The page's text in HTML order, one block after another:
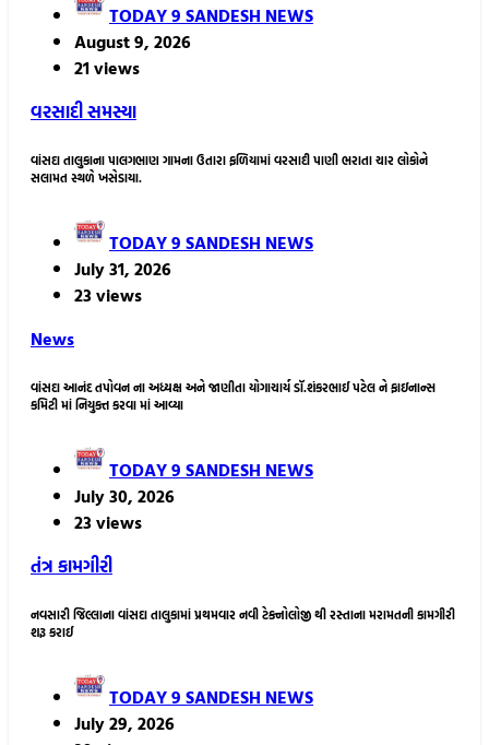
TODAY 9 SANDESH NEWS
August 9, 2026
21 views
વરસાદી સમસ્યા
વાંસદા તાલુકાના પાલગભાણ ગામના ઉતારા ફળિયામાં વરસાદી પાણી ભરાતા ચાર લોકોને
સલામત સ્થળે ખસેડાયા.
TODAY 9 SANDESH NEWS
July 31, 2026
23 views
News
વાંસદા આનંદ તપોવન ના અધ્યક્ષ અને જાણીતા યોગાચાર્ય ડૉ.શંકરભાઈ પટેલ ને ફાઇનાન્સ
કમિટી માં નિયુક્ત કરવા માં આવ્યા
TODAY 9 SANDESH NEWS
July 30, 2026
23 views
તંત્ર કામગીરી
નવસારી જિલ્લાના વાંસદા તાલુકામાં પ્રથમવાર નવી ટેક્નોલોજી થી રસ્તાના મરામતની કામગીરી
શરૂ કરાઈ
TODAY 9 SANDESH NEWS
July 29, 2026